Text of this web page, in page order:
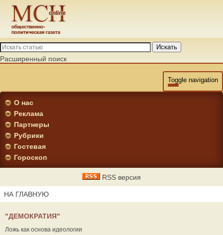
Искать
Расширенный поиск
Toggle navigation
О нас
Реклама
Партнеры
Рубрики
Гостевая
Гороскоп
RSS версия
НА ГЛАВНУЮ
"ДЕМОКРАТИЯ"
Ложь как основа идеологии